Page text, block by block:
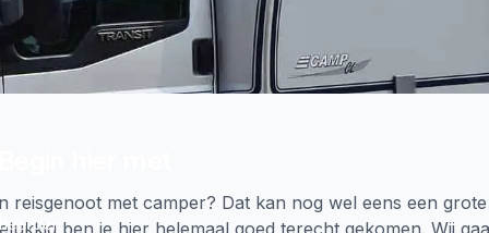
hier met
reisgenoot met camper? Dat kan nog wel eens een
ben je hier helemaal goed terecht gekomen. Wij